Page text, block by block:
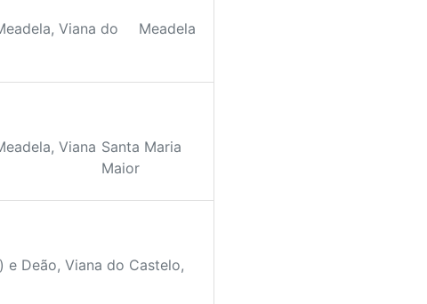
Viana do
Meadela
Viana Santa Maria
Maior
e Deão, Viana do Castelo,